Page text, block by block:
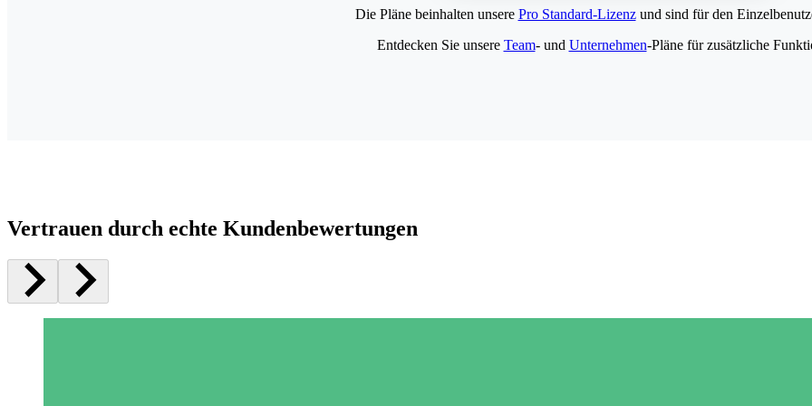
Die Pläne beinhalten unsere Pro Standard-Lizenzund sind für den
Entdecken Sie unsere Team- und Unternehmen-Pläne für zusätzliche
Vertrauen durch echte Kundenbewertungen